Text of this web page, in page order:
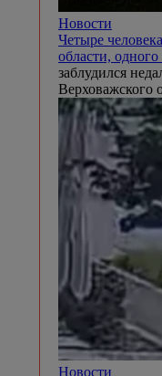
Новости
Четыре
области,
заблудился
Верховажского
Новости